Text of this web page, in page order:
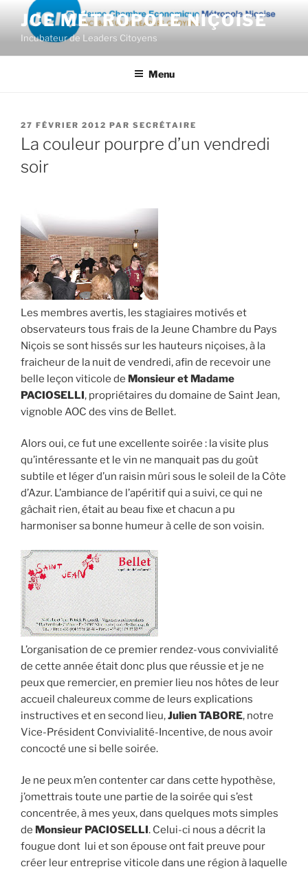
contenu
principal
JCE MÉTROPOLE NIÇOISE
Incubateur de Leaders Citoyens
Menu
PUBLIÉ
LE
27 FÉVRIER 2012 PAR SECRÉTAIRE
La couleur pourpre d’un vendredi
soir
Les membres avertis, les stagiaires motivés et
observateurs tous frais de la Jeune Chambre du Pays
Niçois se sont hissés sur les hauteurs niçoises, à la
fraicheur de la nuit de vendredi, afin de recevoir une
belle leçon viticole de Monsieur et Madame
PACIOSELLI, propriétaires du domaine de Saint Jean,
vignoble AOC des vins de Bellet.
Alors oui, ce fut une excellente soirée : la visite plus
qu’intéressante et le vin ne manquait pas du goût
subtile et léger d’un raisin mûri sous le soleil de la Côte
d’Azur. L’ambiance de l’apéritif qui a suivi, ce qui ne
gâchait rien, était au beau fixe et chacun a pu
harmoniser sa bonne humeur à celle de son voisin.
L’organisation de ce premier rendez-vous convivialité
de cette année était donc plus que réussie et je ne
peux que remercier, en premier lieu nos hôtes de leur
accueil chaleureux comme de leurs explications
instructives et en second lieu,Julien TABORE, notre
Vice-Président Convivialité-Incentive, de nous avoir
concocté une si belle soirée.
Je ne peux m’en contenter car dans cette hypothèse,
j’omettrais toute une partie de la soirée qui s’est
concentrée, à mes yeux, dans quelques mots simples
de Monsieur PACIOSELLI. Celui-ci nous a décrit la
fougue dont lui et son épouse ont fait preuve pour
créer leur entreprise viticole dans une région à laquelle